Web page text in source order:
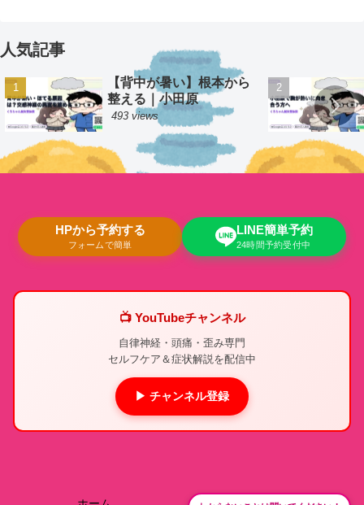
人気記事
【背中が暑い】根本から
整える｜小田原
493 views
HPから予約する
フォームで簡単
LINE簡単予約
24時間予約受付中
📺 YouTubeチャンネル
自律神経・頭痛・歪み専門
セルフケア＆症状解説を配信中
▶ チャンネル登録